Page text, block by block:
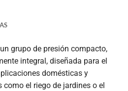
grupo de presión compacto,
integral, diseñada para el
domésticas y
el riego de jardines o el